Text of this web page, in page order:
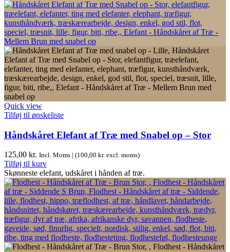
Quick view
Tilføj til ønskeliste
Håndskåret Elefant af Træ med Snabel op – Stor
125,00 kr. Incl. Moms | (100,00 kr. excl. moms)
Tilføj til kurv
Skønneste elefant, udskåret i hånden af træ.